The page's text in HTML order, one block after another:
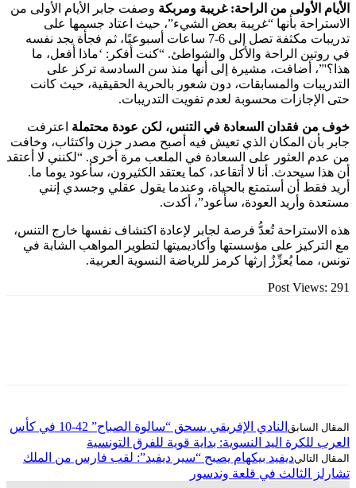
من الراحة: غريبة ومربكة وصفت جابر الأيام الأولى من
بأنها “غريبة بعض الشيء”، حيث اعتاد جسمها على
تدريبات مكثفة تصل إلى 6-7 ساعات أسبوعيًا، ثم فجأة يجد نفسه
الراحة والأكل والشواطئ. “كنت أفكر: ‘ماذا أفعل، ما
أضافت، مشيرة إلى أنها منذ سن السادسة تركز على
والمسابقات، دون شعور بالحرية الحقيقية، حيث كانت
محسوبة لعدم تفويت التدريبات.
فقدان السعادة في التنس، لكن عودة محتملة اعترفت
المكان الذي تعيش فيه أصبح مصدر حزن واكتئاب، وخافت
على السعادة في الملعب مرة أخرى. “لكنني لا أعتقد
أنا لا أتقاعد، كما يعتقد الكثيرون، سأعود يوما ما.
أن أستمتع بالحياة، وعندما يقول عقلي وجسدي إنني
وأريد العودة، سأعود”، أكدت.
تُعدُّ فرصة لجابر لإعادة اكتشاف نفسها خارج التنس،
على مؤسستها وأكاديميتها لتطوير المواهب الشابة في
يُعزِّزُ إرثها كرمز للرياضة النسوية العربية.
Post
النادي الإفريقي يسحق “سالوة الصباح” 42-10 في كأس
اليد النسوية: بداية قوية للفرق التونسية
ديفيد بيكهام يصبح “سير ديفيد”: لقب فارس من الملك
الثالث في قلعة وندسور